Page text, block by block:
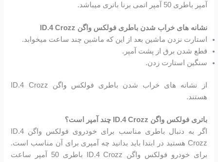
آمپر باطری 50 آمپر اتمی برنا باتری میباشد.
نشانه های خراب شدن باطری فولکس واگن ID.4 Crozz
استارت نزدن ماشین بعد از این که ماشین چند ساعت میخوابد.
قطع شدن برق از پشت آمپر.
سنگین استارت زدن.
از نشانه های خراب شدن باطری فولکس واگن ID.4 Crozz
هستند.
باتری فولکس واگن ID.4 Crozz چند آمپر است؟
اگر به دنبال باطری مناسب برای خودروی فولکس واگن ID.4
Crozz هستید در ابتدا باید بدانید چه آمپری برای آن مناسب است.
برای خودرو فولکس واگن ID.4 Crozz باطری 50 آمپر ساعت